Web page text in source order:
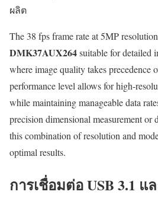
ผลิต
The 38 fps frame rate at 5MP
DMK37AUX264suitable for detailed
where image quality takes precedence
performance level allows for high-
while maintaining manageable data
precision dimensional measurement or
this combination of resolution and
optimal results.
การเชื่อมต่อ USB 3.1 แ